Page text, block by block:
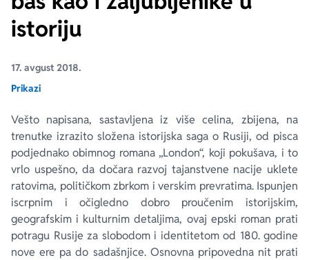
istoriju
17. avgust 2018.
Prikazi
Vešto napisana, sastavljena iz više celina, zbijena, na
trenutke izrazito složena istorijska saga o Rusiji, od pisca
podjednako obimnog romana „London“, koji pokušava, i to
vrlo uspešno, da dočara razvoj tajanstvene nacije uklete
ratovima, političkom zbrkom i verskim prevratima. Ispunjen
iscrpnim i očigledno dobro proučenim istorijskim,
geografskim i kulturnim detaljima, ovaj epski roman prati
potragu Rusije za slobodom i identitetom od 180. godine
nove ere pa do sadašnjice. Osnovna pripovedna nit prati
Ekranizovane knjige
Za poklon
E-knjige
Autori
Poezija
Lični razvoj i popularna psihologija
Biografija
Bojan Ljubenović
Dejan Tiago-Stanković
Milica Jakovljević Mir-Jam
Peter Handke
Harlan Koben
Elif Šafak